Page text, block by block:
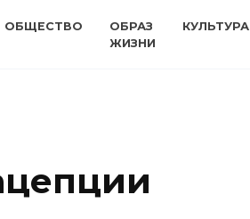
ОБЩЕСТВО
ОБРАЗ
ЖИЗНИ
КУЛЬТУРА